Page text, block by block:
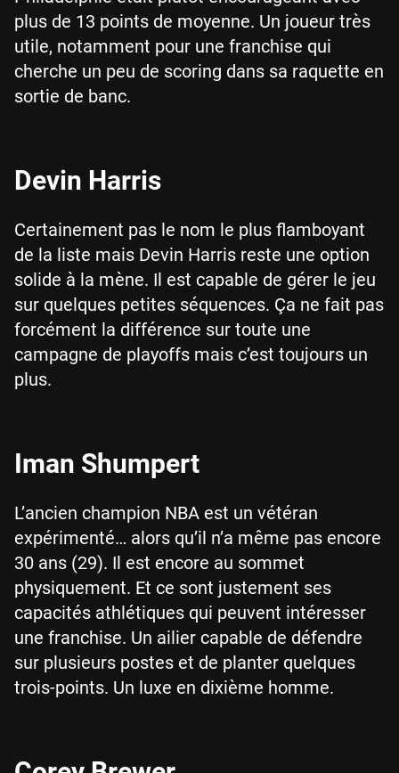
plus de 13 points de moyenne. Un joueur très
utile, notamment pour une franchise qui
cherche un peu de scoring dans sa raquette en
sortie de banc.
Devin Harris
Certainement pas le nom le plus flamboyant
de la liste mais Devin Harris reste une option
solide à la mène. Il est capable de gérer le jeu
sur quelques petites séquences. Ça ne fait pas
forcément la différence sur toute une
campagne de playoffs mais c’est toujours un
plus.
Iman Shumpert
L’ancien champion NBA est un vétéran
expérimenté… alors qu’il n’a même pas encore
30 ans (29). Il est encore au sommet
physiquement. Et ce sont justement ses
capacités athlétiques qui peuvent intéresser
une franchise. Un ailier capable de défendre
sur plusieurs postes et de planter quelques
trois-points. Un luxe en dixième homme.